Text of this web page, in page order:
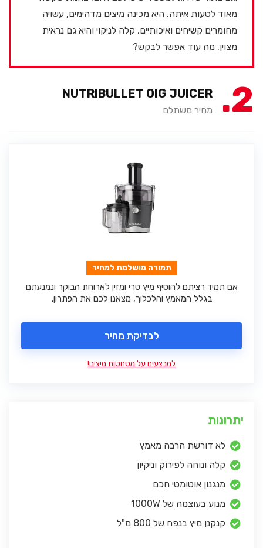
מאוד לטעות איתה. היא מכינה מיצים מדהימים, עשויה
מחומרים קשיחים ואיכותיים, קלה לניקוי והיא גם נראית
מצוין. מה עוד אפשר לבקש?
2
NUTRIBULLET OIG JUICER
מחיר משתלם
תמורה מושלמת למחיר
אם תמיד רציתם להוסיף מיץ טרי ומזין לארוחת הבוקר ונמנעתם
בגלל המאמץ והלכלוך, מצאנו לכם את הפתרון.
לבדיקת מחיר
למבצעים על מסחטות מיצים!
יתרונות
לא דורשת הרבה מאמץ
קלה ונוחה לפירוק וניקיון
מנגנון אוטומטי חכם
מנוע בעוצמה של 1000W
קנקנן מיץ בנפח של 800 מ"ל